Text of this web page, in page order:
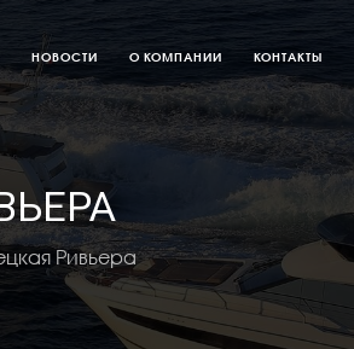
НОВОСТИ О КОМПАНИИ КОНТАКТЫ
Ривьера